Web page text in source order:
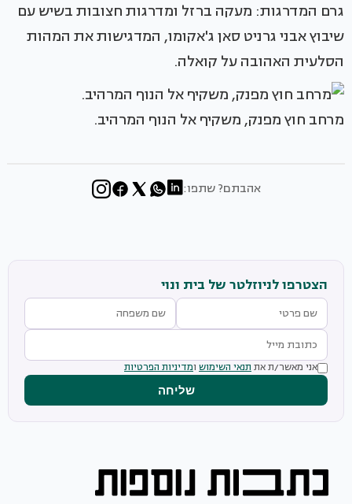
גרם המדרגות: מעקה ברזל ומדרגות חצובות בשיש עם
שיבוץ אבני גרניט סאן ג'אקומו, המדגישות את המהות
הסלעית האהובה על קואלה.
מרחב חוץ מפנק, משקיף אל הנוף המרהיב.
אהבתם? שתפו:
הצטרפו לניוזלטר של בית ונוי
אני מאשר/ת את תנאי השימוש ומדיניות הפרטיות
שליחה